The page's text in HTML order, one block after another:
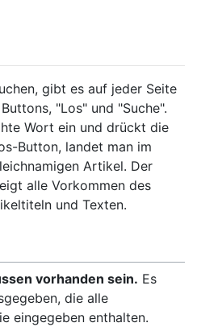
Suche gibt es auf jeder Seite
"Los" und "Suche".
Wort ein und drückt die
Button, landet man im
Artikel. Der
alle Vorkommen des
und Texten.
vorhanden sein. Es
die alle
eingegeben enthalten.